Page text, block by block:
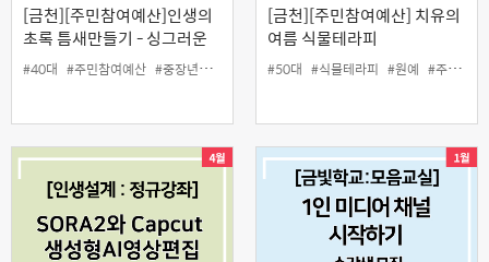
[금천][주민참여예산]인생의
초록 틈새만들기 - 싱그러운
봄과 여름 옥상 텃밭 가꾸기
#40대 #주민참여예산 #중장년 #치유농업 #텃밭
[금천][주민참여예산] 치유의
여름 식물테라피
#50대 #식물테라피 #원예 #주민참여예산